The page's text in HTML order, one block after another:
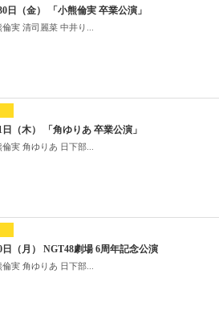
日（金） 「小熊倫実 卒業公演」
実 清司麗菜 中井り...
日（木） 「角ゆりあ 卒業公演」
実 角ゆりあ 日下部...
日（月） NGT48劇場 6周年記念公演
実 角ゆりあ 日下部...